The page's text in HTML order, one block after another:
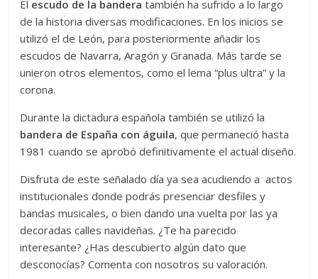
El escudo de la banderatambién ha sufrido a lo largo
de la historia diversas modificaciones. En los inicios se
utilizó el de León, para posteriormente añadir los
escudos de Navarra, Aragón y Granada. Más tarde se
unieron otros elementos, como el lema “plus ultra” y la
corona.
Durante la dictadura española también se utilizó la
bandera de España con águila, que permaneció hasta
1981 cuando se aprobó definitivamente el actual diseño.
Disfruta de este señalado día ya sea acudiendo a actos
institucionales donde podrás presenciar desfiles y
bandas musicales, o bien dando una vuelta por las ya
decoradas calles navideñas. ¿Te ha parecido
interesante? ¿Has descubierto algún dato que
desconocías? Comenta con nosotros su valoración.